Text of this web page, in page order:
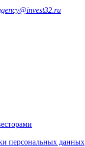
персональных данных